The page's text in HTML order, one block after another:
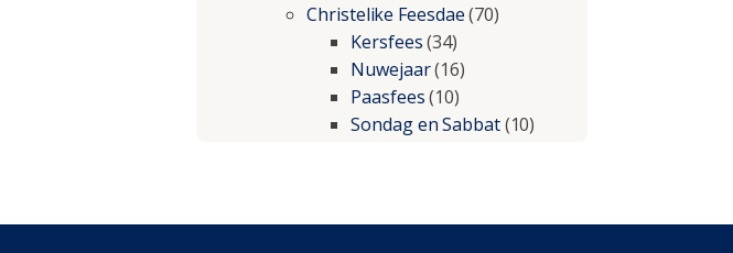
Christelike Feesdae(70)
Kersfees(34)
Nuwejaar(16)
Paasfees(10)
Sondag en Sabbat(10)